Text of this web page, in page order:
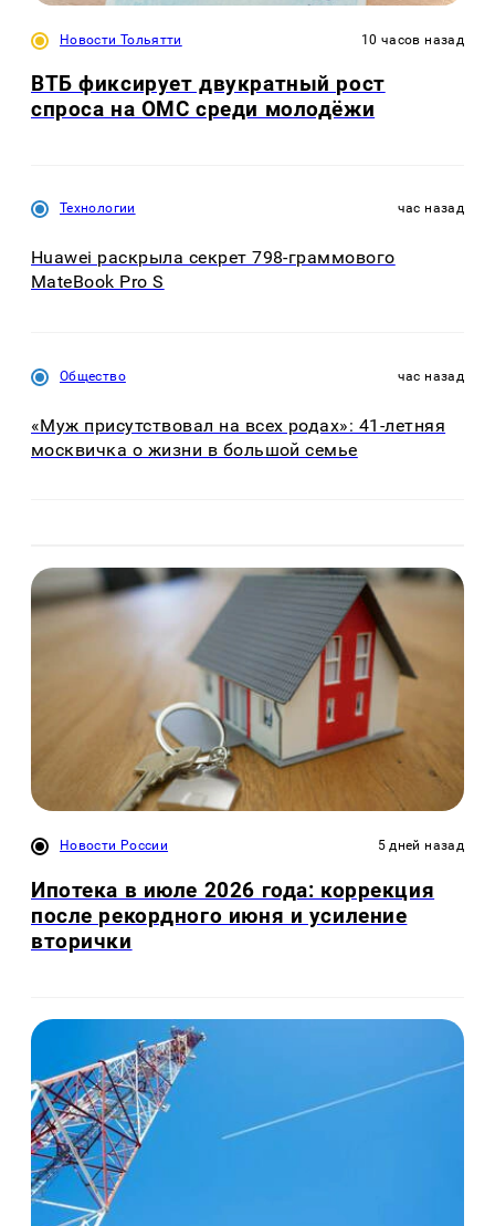
Новости Тольятти 10 часов назад
ВТБ фиксирует двукратный рост
спроса на ОМС среди молодёжи
Технологии час назад
Huawei раскрыла секрет 798-граммового
MateBook Pro S
Общество час назад
«Муж присутствовал на всех родах»: 41-летняя
москвичка о жизни в большой семье
Новости России 5 дней назад
Ипотека в июле 2026 года: коррекция
после рекордного июня и усиление
вторички